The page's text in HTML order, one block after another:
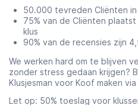
50.000 tevreden Cliënten
75% van de Cliënten
klus
90% van de recensies zijn
We werken hard om te blijven
zonder stress gedaan krijgen?
Klusjesman voor Koof maken via
Let op: 50% toeslag voor